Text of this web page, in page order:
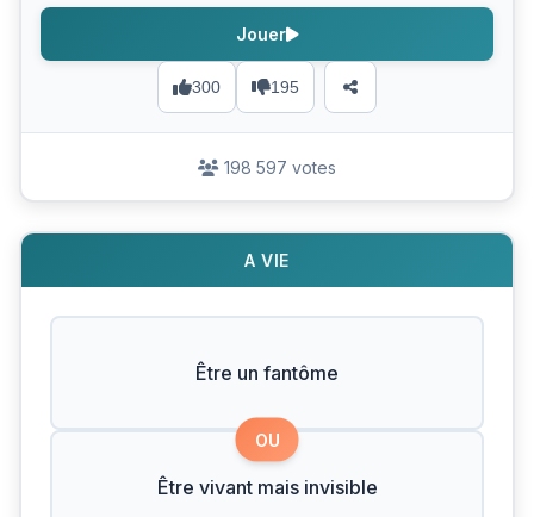
300 195
Jouer
198 597 votes
A VIE
Être un fantôme
OU
Être vivant mais invisible